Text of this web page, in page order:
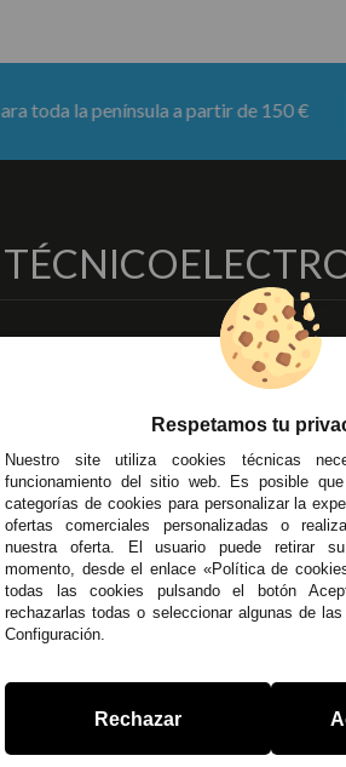
a partir de 150 €
y Devoluciones
Seguro
y
Generales
de Cookies
Écija -
Av. Plaza
Córdoba
C/
Alzira -
C/
43/955 44 45 44
Respetamos tu
Nuestro site utiliza cookies técnicas
funcionamiento del sitio web. Es posible
categorías de cookies para personalizar la
ofertas comerciales personalizadas o
nuestra oferta. El usuario puede retirar
momento, desde el enlace «Política de
todas las cookies pulsando el botón
rechazarlas todas o seleccionar algunas de
Configuración.
Rechazar